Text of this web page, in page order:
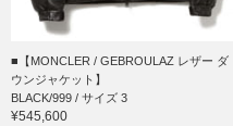
■【MONCLER / GEBROULAZ レザー ダ
ウンジャケット】
BLACK/999 / サイズ 3
¥545,600